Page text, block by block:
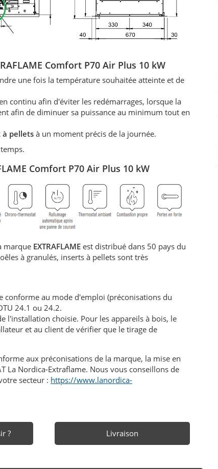
Comfort P70 Air Plus 10 kW
une fois la température souhaitée atteinte et de
continu afin d'éviter les redémarrages, lorsque la
afin de diminuer sa puissance au minimum tout en
à pelletsà un moment précis de la journée.
Comfort P70 Air Plus 10 kW
marque EXTRAFLAME est distribué dans 50 pays du
à granulés, inserts à pellets sont très
au mode d'emploi (préconisations du
24.1 ou 24.2.
l'installation choisie. Pour les appareils à bois, le
et au client de vérifier que le tirage de
aux préconisations de la marque, la mise en
La Nordica-Extraflame. Nous vous conseillons de
secteur : https://www.lanordica-
? Livraison